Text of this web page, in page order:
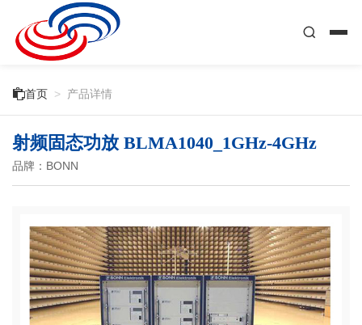
首页 > 产品详情
射频固态功放 BLMA1040_1GHz-4GHz
品牌：BONN